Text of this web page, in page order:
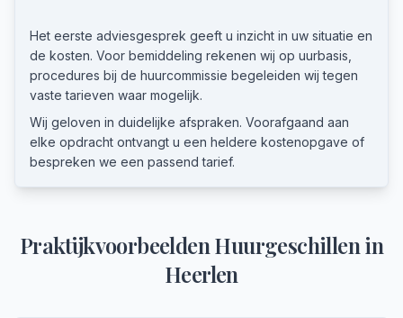
Het eerste adviesgesprek geeft u inzicht in uw situatie en
de kosten. Voor bemiddeling rekenen wij op uurbasis,
procedures bij de huurcommissie begeleiden wij tegen
vaste tarieven waar mogelijk.
Wij geloven in duidelijke afspraken. Voorafgaand aan
elke opdracht ontvangt u een heldere kostenopgave of
bespreken we een passend tarief.
PraktijkvoorbeeldenHuurgeschillenin
Heerlen